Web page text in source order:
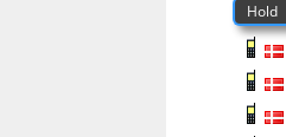
Hold